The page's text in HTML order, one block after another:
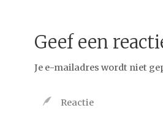
Geef een
Je e-mailadres wordt niet